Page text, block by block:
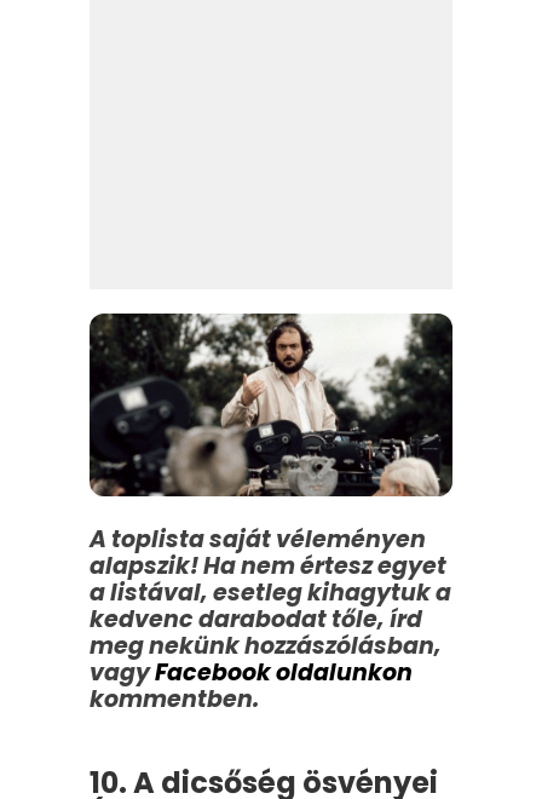
A toplista saját véleményen
alapszik! Ha nem értesz egyet
a listával, esetleg kihagytuk a
kedvenc darabodat tőle, írd
meg nekünk hozzászólásban,
vagyFacebook oldalunkon
kommentben.
10. A dicsőség ösvényei